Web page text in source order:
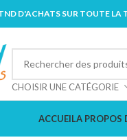
D'ACHATS SUR TOUTE LA
CHOISIR UNE CATÉGORIE
ACCUEILA PROPOS